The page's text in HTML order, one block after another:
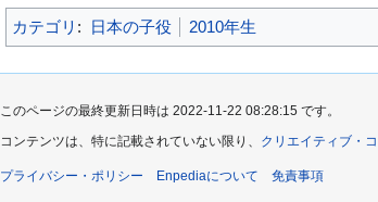
カテゴリ : 日本の子役 2010年生
このページの最終更新日時は 2022-11-22 08:28:15 です。
コンテンツは、特に記載されていない限り、 クリエイティブ・
プライバシー・ポリシー Enpediaについて 免責事項